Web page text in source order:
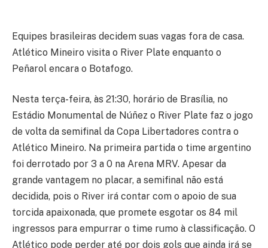
Equipes brasileiras decidem suas vagas fora de casa.
Atlético Mineiro visita o River Plate enquanto o
Peñarol encara o Botafogo.
Nesta terça-feira, às 21:30, horário de Brasília, no
Estádio Monumental de Núñez o River Plate faz o jogo
de volta da semifinal da Copa Libertadores contra o
Atlético Mineiro. Na primeira partida o time argentino
foi derrotado por 3 a 0 na Arena MRV. Apesar da
grande vantagem no placar, a semifinal não está
decidida, pois o River irá contar com o apoio de sua
torcida apaixonada, que promete esgotar os 84 mil
ingressos para empurrar o time rumo à classificação. O
Atlético pode perder até por dois gols que ainda irá se